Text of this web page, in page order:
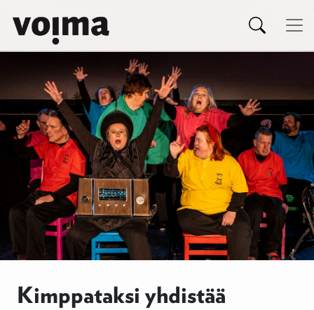
Siirry sisältöön
Päävalikko
Kimppataksi yhdistää